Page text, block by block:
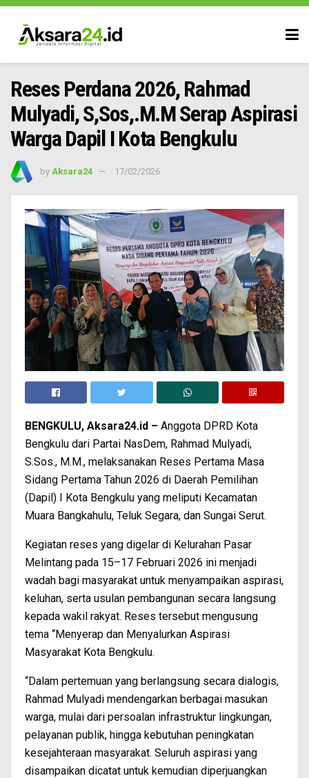
Reses Perdana 2026, Rahmad
Mulyadi, S,Sos,.M.M Serap Aspirasi
Warga Dapil I Kota Bengkulu
by Aksara24 17/02/2026
BENGKULU, Aksara24.id – Anggota DPRD Kota
Bengkulu dari Partai NasDem, Rahmad Mulyadi,
S.Sos., M.M., melaksanakan Reses Pertama Masa
Sidang Pertama Tahun 2026 di Daerah Pemilihan
(Dapil) I Kota Bengkulu yang meliputi Kecamatan
Muara Bangkahulu, Teluk Segara, dan Sungai Serut.
Kegiatan reses yang digelar di Kelurahan Pasar
Melintang pada 15–17 Februari 2026 ini menjadi
wadah bagi masyarakat untuk menyampaikan aspirasi,
keluhan, serta usulan pembangunan secara langsung
kepada wakil rakyat. Reses tersebut mengusung
tema “Menyerap dan Menyalurkan Aspirasi
Masyarakat Kota Bengkulu.
“Dalam pertemuan yang berlangsung secara dialogis,
Rahmad Mulyadi mendengarkan berbagai masukan
warga, mulai dari persoalan infrastruktur lingkungan,
pelayanan publik, hingga kebutuhan peningkatan
kesejahteraan masyarakat. Seluruh aspirasi yang
disampaikan dicatat untuk kemudian diperjuangkan